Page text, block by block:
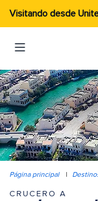
Visitando desde
Página principal |
CRUCERO A